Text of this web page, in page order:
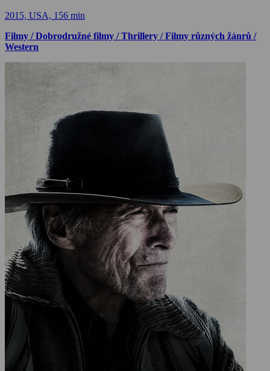
2015, USA, 156 min
Filmy / Dobrodružné filmy / Thrillery / Filmy různých žánrů /
Western